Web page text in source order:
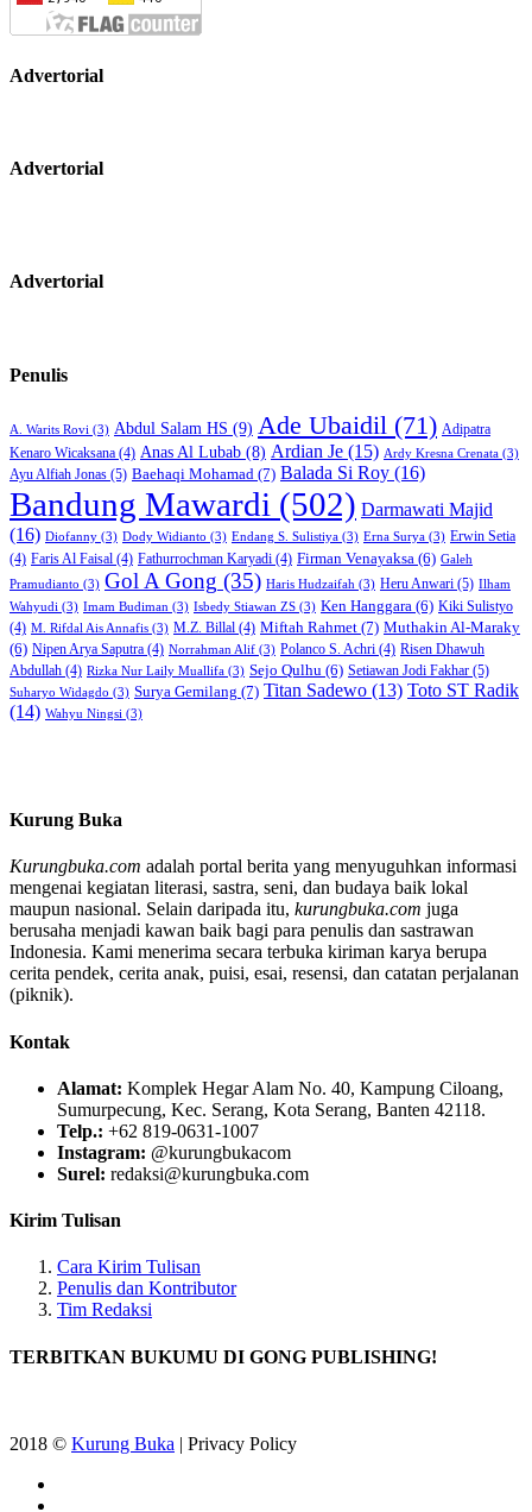
Advertorial
Advertorial
Advertorial
Penulis
A. Warits Rovi (3) Abdul Salam HS (9) Ade Ubaidil (71) Adipatra
Kenaro Wicaksana (4) Anas Al Lubab (8) Ardian Je (15) Ardy Kresna Crenata (3)
Ayu Alfiah Jonas (5) Baehaqi Mohamad (7) Balada Si Roy (16)
Bandung Mawardi (502) Darmawati Majid
(16) Diofanny (3) Dody Widianto (3) Endang S. Sulistiya (3) Erna Surya (3) Erwin Setia
(4) Faris Al Faisal (4) Fathurrochman Karyadi (4) Firman Venayaksa (6) Galeh
Pramudianto (3) Gol A Gong (35) Haris Hudzaifah (3) Heru Anwari (5) Ilham
Wahyudi (3) Imam Budiman (3) Isbedy Stiawan ZS (3) Ken Hanggara (6) Kiki Sulistyo
(4) M. Rifdal Ais Annafis (3) M.Z. Billal (4) Miftah Rahmet (7) Muthakin Al-Maraky
(6) Nipen Arya Saputra (4) Norrahman Alif (3) Polanco S. Achri (4) Risen Dhawuh
Abdullah (4) Rizka Nur Laily Muallifa (3) Sejo Qulhu (6) Setiawan Jodi Fakhar (5)
Suharyo Widagdo (3) Surya Gemilang (7) Titan Sadewo (13) Toto ST Radik
(14) Wahyu Ningsi (3)
Kurung Buka
Kurungbuka.com adalah portal berita yang menyuguhkan informasi
mengenai kegiatan literasi, sastra, seni, dan budaya baik lokal
maupun nasional. Selain daripada itu, kurungbuka.com juga
berusaha menjadi kawan baik bagi para penulis dan sastrawan
Indonesia. Kami menerima secara terbuka kiriman karya berupa
cerita pendek, cerita anak, puisi, esai, resensi, dan catatan perjalanan
(piknik).
Kontak
Alamat: Komplek Hegar Alam No. 40, Kampung Ciloang,
Sumurpecung, Kec. Serang, Kota Serang, Banten 42118.
Telp.: +62 819-0631-1007
Instagram: @kurungbukacom
Surel: redaksi@kurungbuka.com
Kirim Tulisan
Cara Kirim Tulisan
Penulis dan Kontributor
Tim Redaksi
TERBITKAN BUKUMU DI GONG PUBLISHING!
2018 © Kurung Buka | Privacy Policy